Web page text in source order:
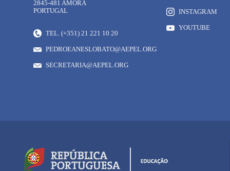
TEL. (+351) 21 221 10 20
PEDROEANESLOBATO@AEPEL.ORG
SECRETARIA@AEPEL.ORG
INSTAGRAM
YOUTUBE
2845-481 AMORA
PORTUGAL